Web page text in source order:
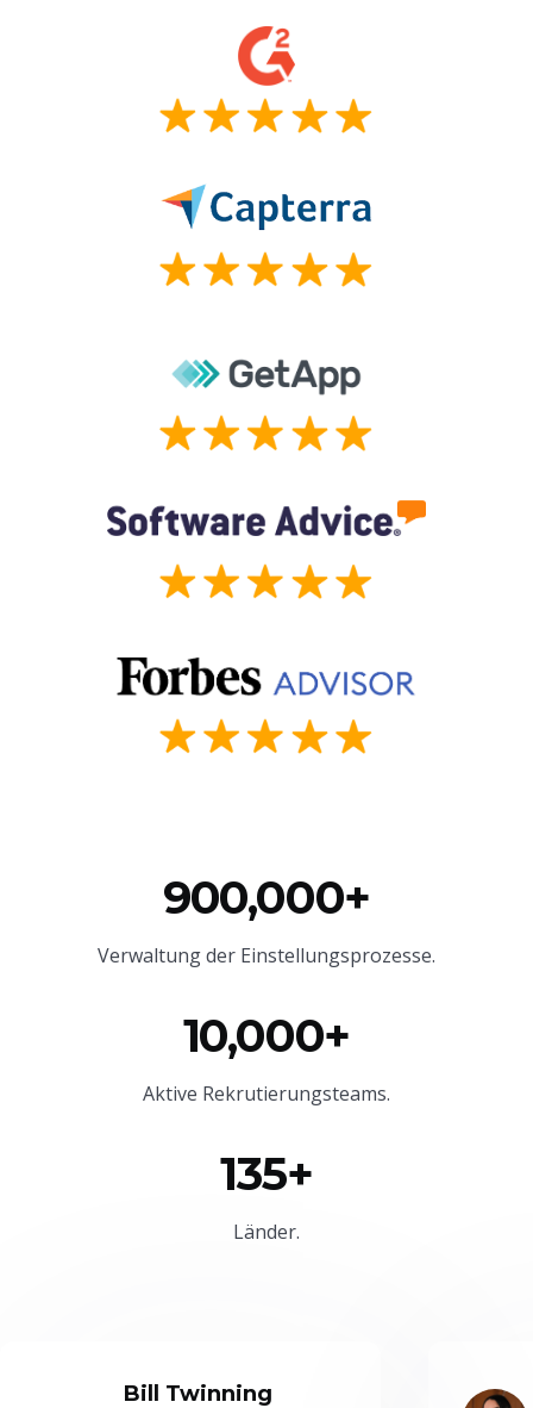
900,000+
Verwaltung der Einstellungsprozesse.
10,000+
Aktive Rekrutierungsteams.
135+
Länder.
Bill Twinning